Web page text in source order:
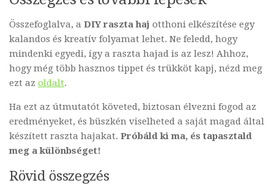
Összefoglalva, a DIY raszta haj otthoni elkészítése egy
kalandos és kreatív folyamat lehet. Ne feledd, hogy
mindenki egyedi, így a raszta hajad is az lesz! Ahhoz,
hogy még több hasznos tippet és trükköt kapj, nézd meg
ezt az oldalt.
Ha ezt az útmutatót követed, biztosan élvezni fogod az
eredményeket, és büszkén viselheted a saját magad által
készített raszta hajakat. Próbáld ki ma, és tapasztald
meg a különbséget!
Rövid összegzés